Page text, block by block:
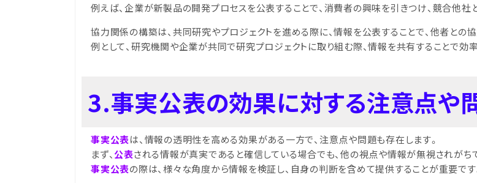
例えば、企業が新製品の開発プロセスを公表することで、消費者の興味を引きつけ、競合他社
協力関係の構築は、共同研究やプロジェクトを進める際に、情報を公表することで、他者との
例として、研究機関や企業が共同で研究プロジェクトに取り組む際、情報を共有することで効
3.事実公表の効果に対する注意点や
事実公表は、情報の透明性を高める効果がある一方で、注意点や問題も存在します。
まず、公表される情報が真実であると確信している場合でも、他の視点や情報が無視されがち
事実公表の際は、様々な角度から情報を検証し、自身の判断を含めて提供することが重要です